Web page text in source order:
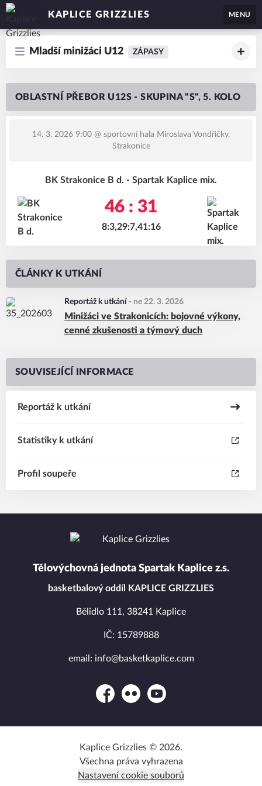
KAPLICE GRIZZLIES MENU
Mladší minižáci U12 ZÁPASY
OBLASTNÍ PŘEBOR U12S - SKUPINA "S", 5. KOLO
14. 3. 2026 9:00 @ sportovní hala Miroslava Vondřičky,
Strakonice
BK Strakonice B d. - Spartak Kaplice mix.
46 : 31
8:3,29:7,41:16
ČLÁNKY K UTKÁNÍ
Reportáž k utkání - ne 22. 3. 2026
Minižáci ve Strakonicích: bojovné výkony,
cenné zkušenosti a týmový duch
SOUVISEJÍCÍ INFORMACE
Reportáž k utkání
Statistiky k utkání
Profil soupeře
Tělovýchovná jednota Spartak Kaplice z.s.
basketbalový oddíl KAPLICE GRIZZLIES
Bělidlo 111, 38241 Kaplice
IČ: 15789888
email: info@basketkaplice.com
FacebookFlickr YouTube
Kaplice Grizzlies © 2026.
Všechna práva vyhrazena
Nastavení cookie souborů